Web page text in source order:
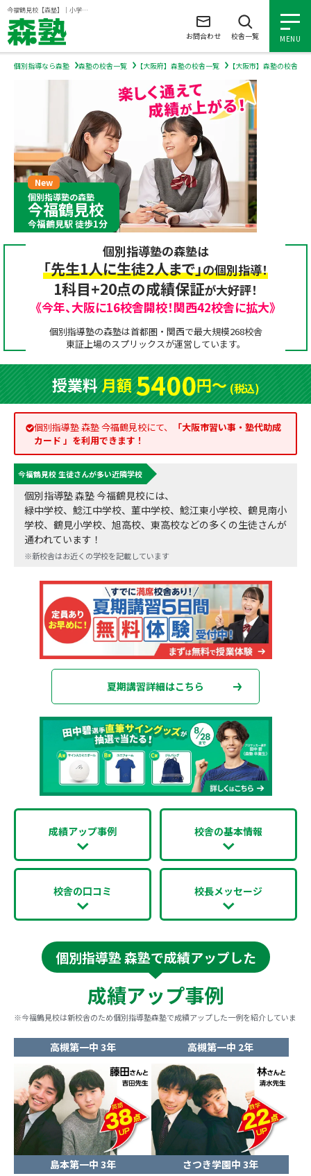
今福鶴見校【森塾】｜小学生・中学生・高校生の個別指導塾・学習塾
MENU
小学生の個別指導
中学生の個別指導
高校生の個別指導
森塾を知る
森塾を知る トップ
森塾の想い
成績アップをかなえる！森塾メソッド
森塾の授業料について
子と親のお悩み別！なぜ？どうして？森塾！
数字でなるほど！森塾
動画でわかる！森塾
入塾について
入塾について トップ
塾の選び方
入塾までの流れ
無料体験授業について
森塾のお得なキャンペーン・割引制度
よくあるご質問
お電話はこちら
0120-602-607
授業料等お問合わせはこちら
校舎一覧
お問合わせ 校舎一覧
個別指導なら森塾 森塾の校舎一覧 【大阪府】森塾の校舎一覧 【大阪市】森塾の校舎一覧
個別指導塾の森塾
今福鶴見校
今福鶴見駅 徒歩1分
個別指導塾の森塾は
「先生1人に生徒2人まで」の個別指導！
1科目+20点の成績保証が大好評！
《今年、大阪に16校舎開校！関西42校舎に拡大》
個別指導塾の森塾は首都圏・関西で最大規模268校舎
東証上場のスプリックスが運営しています。
授業料月額5400円〜(税込)
個別指導塾 森塾 今福鶴見校にて、 「大阪市習い事・塾代助成
カード 」を利用できます！
今福鶴見校 生徒さんが多い近隣学校
個別指導塾 森塾 今福鶴見校には、
緑中学校、鯰江中学校、菫中学校、鯰江東小学校、鶴見南小
学校、鶴見小学校、旭高校、東高校などの多くの生徒さんが
通われています！
※新校舎はお近くの学校を記載しています
夏期講習詳細はこちら
成績アップ事例 校舎の基本情報
校舎の口コミ 校長メッセージ
個別指導塾 森塾で成績アップした
成績アップ事例
※今福鶴見校は新校舎のため個別指導塾森塾で成績アップした一例を紹介しています。
高槻第一中 3年 高槻第一中 2年
島本第一中 3年 さつき学園中 3年